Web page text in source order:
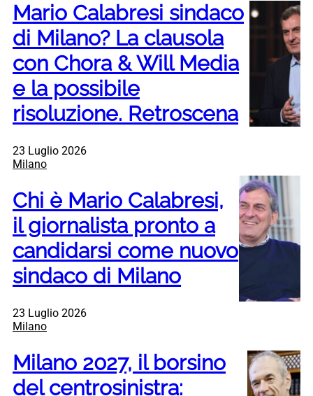
Mario Calabresi sindaco
di Milano? La clausola
con Chora & Will Media
e la possibile
risoluzione. Retroscena
23 Luglio 2026
Milano
Chi è Mario Calabresi,
il giornalista pronto a
candidarsi come nuovo
sindaco di Milano
23 Luglio 2026
Milano
Milano 2027, il borsino
del centrosinistra: